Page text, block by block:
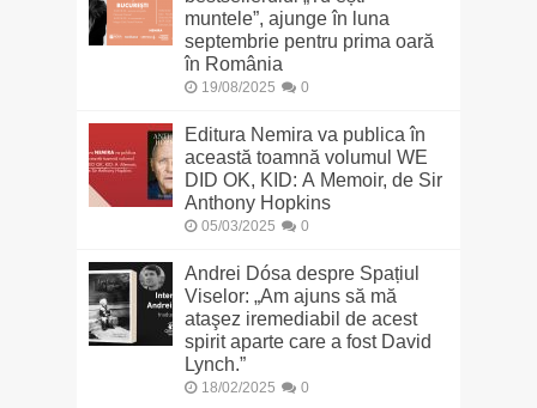
muntele”, ajunge în luna
septembrie pentru prima oară
în România
19/08/2025 0
Editura Nemira va publica în
această toamnă volumul WE
DID OK, KID: A Memoir, de Sir
Anthony Hopkins
05/03/2025 0
Andrei Dósa despre Spațiul
Viselor: „Am ajuns să mă
ataşez iremediabil de acest
spirit aparte care a fost David
Lynch.”
18/02/2025 0